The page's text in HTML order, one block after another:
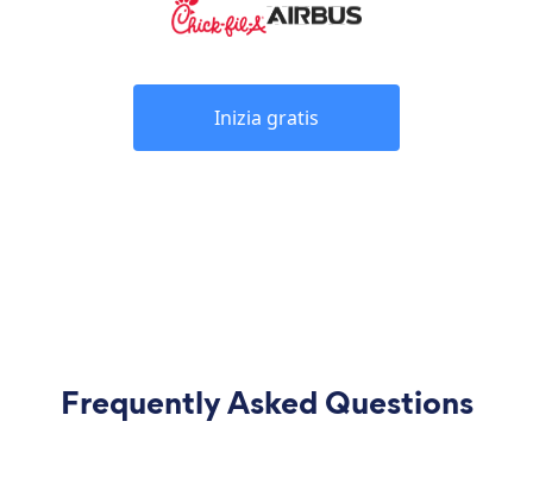
Inizia gratis
Frequently Asked Questions